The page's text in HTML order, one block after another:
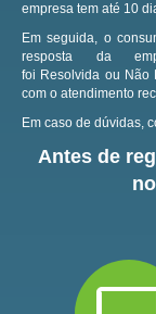
empresa tem até 10
Em seguida, o
resposta da
foi Resolvida ou Não
com o atendimento
Em caso de dúvidas,
Antes de